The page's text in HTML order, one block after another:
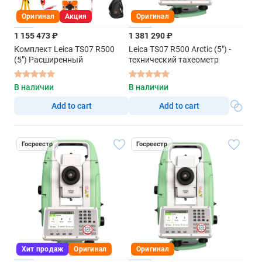
Оригинал Акция
1 155 473 ₽
Комплект Leica TS07 R500
(5") Расширенный
В наличии
Add to cart
Оригинал
1 381 290 ₽
Leica TS07 R500 Arctic (5") -
технический тахеометр
В наличии
Add to cart
Госреестр
Хит продаж Оригинал
Госреестр
Оригинал